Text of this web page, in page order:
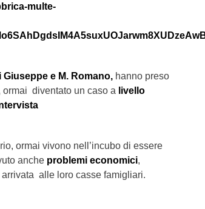
multe-
Giuseppe e M. Romano, hanno preso
ormai diventato un caso a livello
ormai vivono nell’incubo di essere
anche problemi economici,
alle loro casse famigliari.